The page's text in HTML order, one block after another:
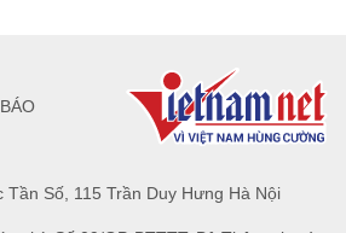
Tần Số, 115 Trần Duy Hưng Hà Nội